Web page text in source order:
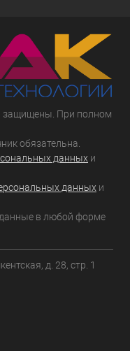
защищены. При полном
обязательна.
данных и
данных и
данные в любой форме
д. 28, стр. 1